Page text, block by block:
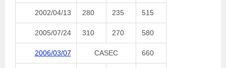
2002/04/13 280 235 515
2005/07/24 310 270 580
2006/03/07 CASEC 660